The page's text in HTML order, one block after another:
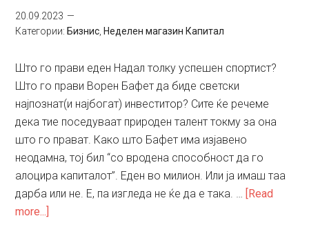
20.09.2023
Категории: Бизнис Неделен магазин Капитал
Што го прави еден Надал толку успешен спортист?
Што го прави Ворен Бафет да биде светски
најпознат(и најбогат) инвеститор? Сите ќе речеме
дека тие поседуваат природен талент токму за она
што го прават. Како што Бафет има изјавено
неодамна, тој бил “со вродена способност да го
алоцира капиталот”. Еден во милион. Или ја имаш таа
дарба или не. Е, па изгледа не ќе да е така. … [Read
more...]